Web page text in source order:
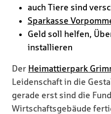
auch Tiere sind
Sparkasse
Geld soll helfen,
installieren
Der Heimattierpark
Leidenschaft in die
gerade erst sind die
Wirtschaftsgebäude